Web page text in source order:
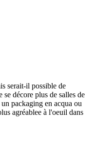
serait-il possible de
décore plus de salles de
packaging en acqua ou
agréablee à l'oeuil dans